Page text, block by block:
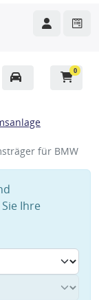
0
für BMW
Ihre